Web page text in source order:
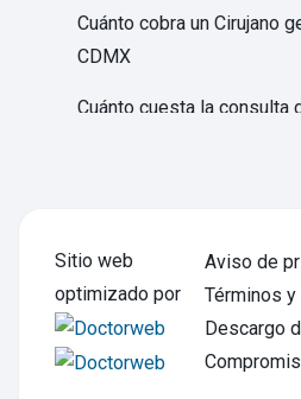
Cuánto cobra un Cirujano
CDMX
Cuánto cuesta la consulta
Precio consulta de
Cuauhtémoc CDMX
Costo de Cirujano
Sitio web
optimizado por
Aviso de
Términos
Descargo